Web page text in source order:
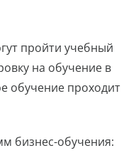
пройти учебный
на обучение в
обучение проходит
бизнес-обучения: